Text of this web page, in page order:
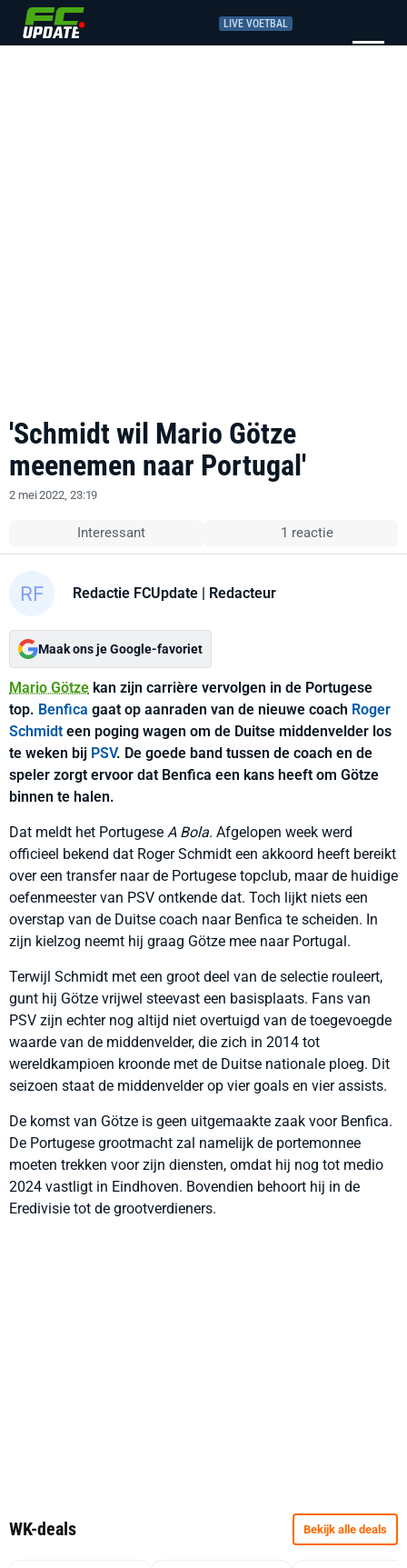
LIVE VOETBAL
'Schmidt wil Mario Götze
meenemen naar Portugal'
2 mei 2022, 23:19
Interessant 1 reactie
Redactie FCUpdate | Redacteur
Maak ons je Google-favoriet
Mario Götze kan zijn carrière vervolgen in de Portugese
top. Benfica gaat op aanraden van de nieuwe coach Roger
Schmidt een poging wagen om de Duitse middenvelder los
te weken bij PSV. De goede band tussen de coach en de
speler zorgt ervoor dat Benfica een kans heeft om Götze
binnen te halen.
Dat meldt het Portugese A Bola. Afgelopen week werd
officieel bekend dat Roger Schmidt een akkoord heeft bereikt
over een transfer naar de Portugese topclub, maar de huidige
oefenmeester van PSV ontkende dat. Toch lijkt niets een
overstap van de Duitse coach naar Benfica te scheiden. In
zijn kielzog neemt hij graag Götze mee naar Portugal.
Terwijl Schmidt met een groot deel van de selectie rouleert,
gunt hij Götze vrijwel steevast een basisplaats. Fans van
PSV zijn echter nog altijd niet overtuigd van de toegevoegde
waarde van de middenvelder, die zich in 2014 tot
wereldkampioen kroonde met de Duitse nationale ploeg. Dit
seizoen staat de middenvelder op vier goals en vier assists.
De komst van Götze is geen uitgemaakte zaak voor Benfica.
De Portugese grootmacht zal namelijk de portemonnee
moeten trekken voor zijn diensten, omdat hij nog tot medio
2024 vastligt in Eindhoven. Bovendien behoort hij in de
Eredivisie tot de grootverdieners.
WK-deals Bekijk alle deals